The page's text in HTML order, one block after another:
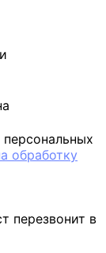
обработку
перезвонит в